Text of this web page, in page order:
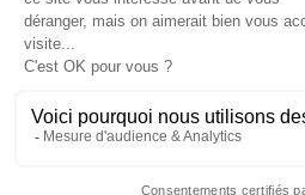
Je suis déjà abonné(e) :je